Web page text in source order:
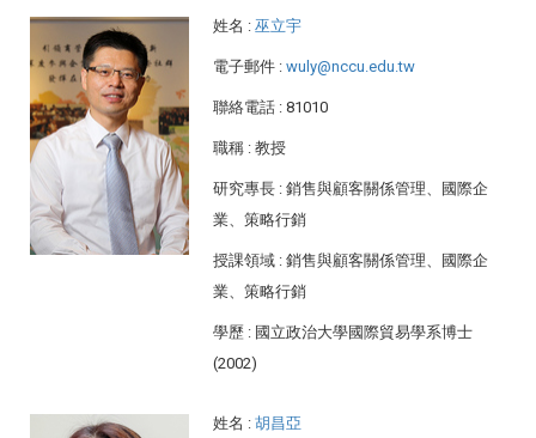
姓名 : 巫立宇
電子郵件 : wuly@nccu.edu.tw
聯絡電話 : 81010
職稱 : 教授
研究專長 : 銷售與顧客關係管理、國際企
業、策略行銷
授課領域 : 銷售與顧客關係管理、國際企
業、策略行銷
學歷 : 國立政治大學國際貿易學系博士
(2002)
姓名 : 胡昌亞